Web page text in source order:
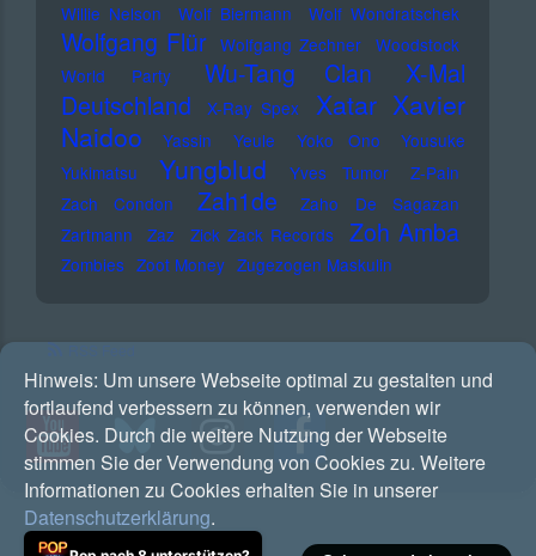
Willie Nelson
Wolf Biermann Wolf Wondratschek
Wolfgang Flür Wolfgang Zechner
Woodstock
World Party
Wu-Tang Clan
X-Mal
Deutschland
X-Ray Spex Xatar Xavier
Naidoo
Yassin Yeule Yoko Ono
Yousuke
Yukimatsu
Yungblud Yves Tumor
Z-Pain
Zach Condon
Zah1de
Zaho De Sagazan
Zartmann
Zaz Zick Zack Records Zoh Amba
Zombies Zoot Money Zugezogen Maskulin
Hinweis: Um unsere Webseite optimal zu gestalten und
fortlaufend verbessern zu können, verwenden wir
Cookies. Durch die weitere Nutzung der Webseite
stimmen Sie der Verwendung von Cookies zu. Weitere
Informationen zu Cookies erhalten Sie in unserer
Datenschutzerklärung.